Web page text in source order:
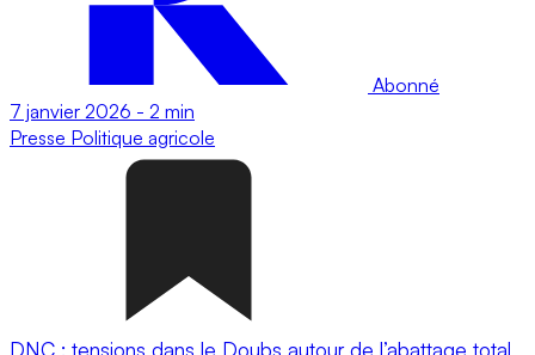
Abonné
7 janvier 2026 - 2 min
Presse Politique agricole
DNC : tensions dans le Doubs autour de l’abattage total